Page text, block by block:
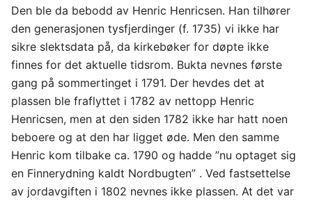
Den ble da bebodd av Henric Henricsen. Han tilhører
den generasjonen tysfjerdinger (f. 1735) vi ikke har
sikre slektsdata på, da kirkebøker for døpte ikke
finnes for det aktuelle tidsrom. Bukta nevnes første
gang på sommertinget i 1791. Der hevdes det at
plassen ble fraflyttet i 1782 av nettopp Henric
Henricsen, men at den siden 1782 ikke har hatt noen
beboere og at den har ligget øde. Men den samme
Henric kom tilbake ca. 1790 og hadde ”nu optaget sig
en Finnerydning kaldt Nordbugten” . Ved fastsettelse
av jordavgiften i 1802 nevnes ikke plassen. At det var